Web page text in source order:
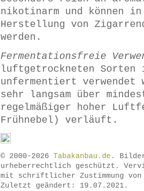
nikotinarm und können
Herstellung von
werden.
Fermentationsfreie
luftgetrockneten Sorten
unfermentiert verwendet
sehr langsam über
regelmäßiger hoher
Frühnebel) verläuft.
© 2000-2026 Tabakanbau.de .
urheberrechtlich geschützt.
mit schriftlicher Zustimmung
Zuletzt geändert: 19.07.2021.